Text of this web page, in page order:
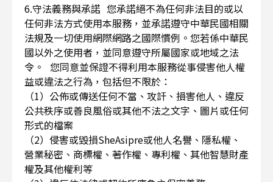
6.守法義務與承諾 您承諾絕不為任何非法目的或以
任何非法方式使用本服務，並承諾遵守中華民國相關
法規及一切使用網際網路之國際慣例。您若係中華民
國以外之使用者，並同意遵守所屬國家或地域之法
令。 您同意並保證不得利用本服務從事侵害他人權
益或違法之行為，包括但不限於：
（1）公佈或傳送任何不當、攻訐、損害他人、違反
公共秩序或善良風俗或其他不法之文字、圖片或任何
形式的檔案
（2）侵害或毀損SheAsipre或他人名譽、隱私權、
營業秘密、商標權、著作權、專利權、其他智慧財產
權及其他權利等